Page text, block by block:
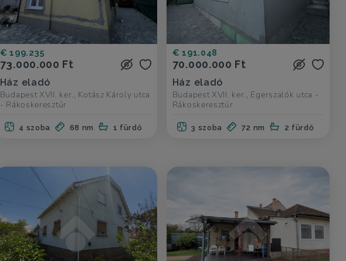
€ 199.235
73.000.000 Ft
Ház eladó
Budapest XVII. ker., Kotász Károly utca
- Rákoskeresztúr
4 szoba 68 nm 1 fürdő
€ 191.048
70.000.000 Ft
Ház eladó
Budapest XVII. ker., Egerszalók utca -
Rákoskeresztúr
3 szoba 72 nm 2 fürdő